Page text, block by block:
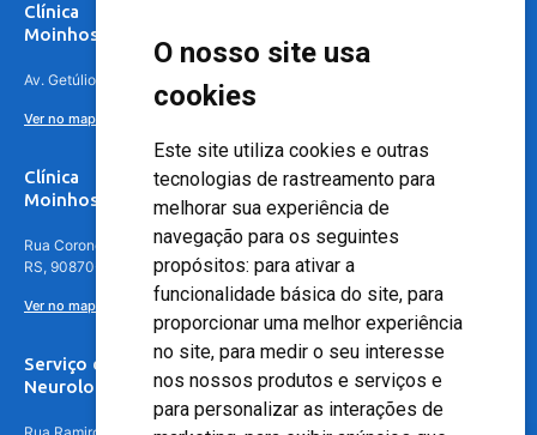
O nosso site usa
cookies
Este site utiliza cookies e outras
tecnologias de rastreamento para
melhorar sua experiência de
navegação para os seguintes
propósitos: para ativar a
funcionalidade básica do site, para
proporcionar uma melhor experiência
no site, para medir o seu interesse
nos nossos produtos e serviços e
para personalizar as interações de
Clínica
Moinhos de Vento Canoas
Av. Getúlio Vargas, 4841 – Centro, Canoas – RS, 92010-010
Ver no mapa
Clínica
Moinhos de Vento - Teresópolis
Rua Coronel Aparício Borges, 250 - 3º andar - Teresópolis, Porto Alegre -
RS, 90870-016
Ver no mapa
Serviço de
Neurologia